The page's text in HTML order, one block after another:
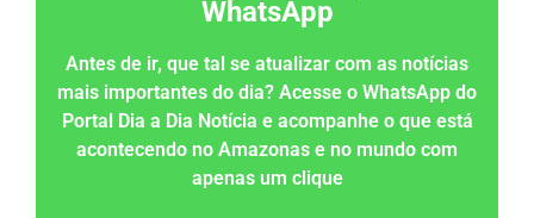
WhatsApp
Antes de ir, que tal se atualizar com as notícias
mais importantes do dia? Acesse o WhatsApp do
Portal Dia a Dia Notícia e acompanhe o que está
acontecendo no Amazonas e no mundo com
apenas um clique